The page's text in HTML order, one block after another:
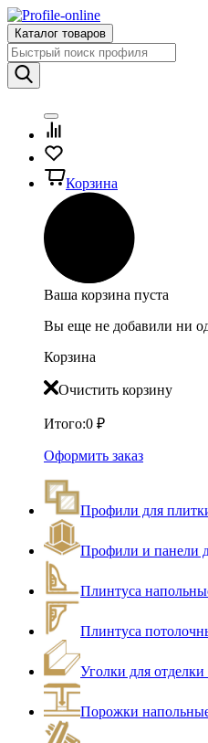
Каталог товаров
Корзина
Ваша корзина пуста
Вы еще не добавили ни
Корзина
Очистить корзину
Итого:0 ₽
Оформить заказ
Профили для
Профили и панели
Плинтуса
Плинтуса
Уголки для отделки
Порожки